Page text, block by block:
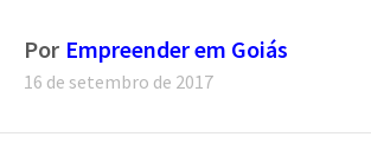
Por Empreender em Goiás
16 de setembro de 2017